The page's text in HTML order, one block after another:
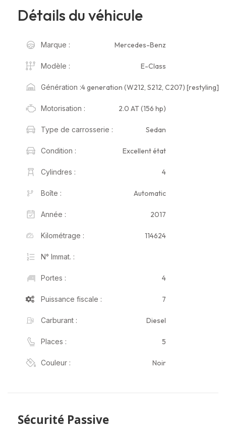
Détails du véhicule
Marque : Mercedes-Benz
Modèle : E-Class
Génération :4 generation (W212, S212, C207) [restyling]
Motorisation : 2.0 AT (156 hp)
Type de carrosserie : Sedan
Condition : Excellent état
Cylindres : 4
Boîte : Automatic
Année : 2017
Kilométrage : 114624
N° Immat. :
Portes : 4
Puissance fiscale : 7
Carburant : Diesel
Places : 5
Couleur : Noir
Sécurité Passive